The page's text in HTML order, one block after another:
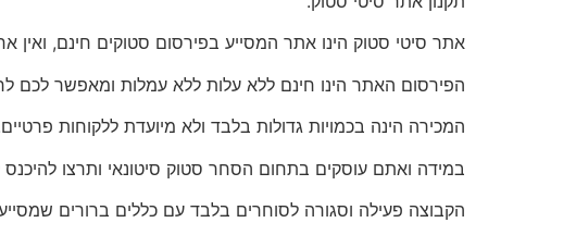
אתר סיטי סטוק הינו אתר המסייע בפירסום סטוקים חינם, ואין
הפירסום האתר הינו חינם ללא עלות ללא עמלות ומאפשר לכם
המכירה הינה בכמויות גדולות בלבד ולא מיועדת ללקוחות
במידה ואתם עוסקים בתחום הסחר סטוק סיטונאי ותרצו
הקבוצה פעילה וסגורה לסוחרים בלבד עם כללים ברורים